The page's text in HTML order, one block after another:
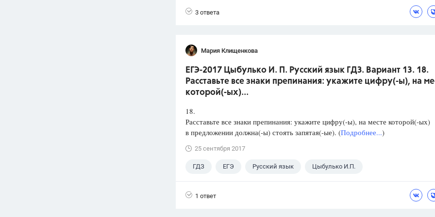
3 ответа
Мария Клищенкова
ЕГЭ-2017 Цыбулько И. П. Русский язык ГДЗ. Вариант 13. 18.
Расставьте все знаки препинания: укажите цифру(-ы), на
которой(-ых)...
18.
Расставьте все знаки препинания: укажите цифру(-ы), на месте которой(-ых)
в предложении должна(-ы) стоять запятая(-ые). (Подробнее...)
25 сентября 2017
ГДЗ ЕГЭ Русский язык Цыбулько И.П.
1 ответ